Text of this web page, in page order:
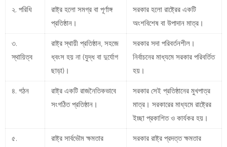
২. পরিধি
রাষ্ট্র হলো সমগ্র বা পূর্ণাঙ্গ
প্রতিষ্ঠান।
সরকার হলো রাষ্ট্রের একটি
অংশবিশেষ বা উপাদান মাত্র।
৩.
স্থায়িত্ব
রাষ্ট্র স্থায়ী প্রতিষ্ঠান, সহজে
ধ্বংস হয় না (যুদ্ধ বা দুর্যোগ
ছাড়া)।
সরকার সদা পরিবর্তনশীল।
নির্বাচনের মাধ্যমে সরকার পরিবর্তিত
হয়।
৪. গঠন
রাষ্ট্র একটি রাজনৈতিকভাবে
সংগঠিত প্রতিষ্ঠান।
সরকার সেই প্রতিষ্ঠানের মুখপাত্র
মাত্র। সরকারের মাধ্যমে রাষ্ট্রের
ইচ্ছা প্রকাশিত ও কার্যকর হয়।
৫.
রাষ্ট্র সার্বভৌম ক্ষমতার
সরকার রাষ্ট্র প্রদত্ত ক্ষমতার